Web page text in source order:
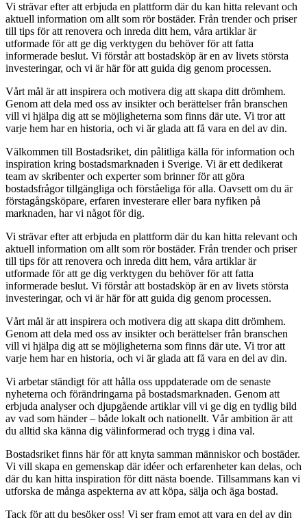
Vi strävar efter att erbjuda en plattform där du kan hitta relevant och
aktuell information om allt som rör bostäder. Från trender och priser
till tips för att renovera och inreda ditt hem, våra artiklar är
utformade för att ge dig verktygen du behöver för att fatta
informerade beslut. Vi förstår att bostadsköp är en av livets största
investeringar, och vi är här för att guida dig genom processen.
Vårt mål är att inspirera och motivera dig att skapa ditt drömhem.
Genom att dela med oss av insikter och berättelser från branschen
vill vi hjälpa dig att se möjligheterna som finns där ute. Vi tror att
varje hem har en historia, och vi är glada att få vara en del av din.
Välkommen till Bostadsriket, din pålitliga källa för information och
inspiration kring bostadsmarknaden i Sverige. Vi är ett dedikerat
team av skribenter och experter som brinner för att göra
bostadsfrågor tillgängliga och förståeliga för alla. Oavsett om du är
förstagångsköpare, erfaren investerare eller bara nyfiken på
marknaden, har vi något för dig.
Vi strävar efter att erbjuda en plattform där du kan hitta relevant och
aktuell information om allt som rör bostäder. Från trender och priser
till tips för att renovera och inreda ditt hem, våra artiklar är
utformade för att ge dig verktygen du behöver för att fatta
informerade beslut. Vi förstår att bostadsköp är en av livets största
investeringar, och vi är här för att guida dig genom processen.
Vårt mål är att inspirera och motivera dig att skapa ditt drömhem.
Genom att dela med oss av insikter och berättelser från branschen
vill vi hjälpa dig att se möjligheterna som finns där ute. Vi tror att
varje hem har en historia, och vi är glada att få vara en del av din.
Vi arbetar ständigt för att hålla oss uppdaterade om de senaste
nyheterna och förändringarna på bostadsmarknaden. Genom att
erbjuda analyser och djupgående artiklar vill vi ge dig en tydlig bild
av vad som händer – både lokalt och nationellt. Vår ambition är att
du alltid ska känna dig välinformerad och trygg i dina val.
Bostadsriket finns här för att knyta samman människor och bostäder.
Vi vill skapa en gemenskap där idéer och erfarenheter kan delas, och
där du kan hitta inspiration för ditt nästa boende. Tillsammans kan vi
utforska de många aspekterna av att köpa, sälja och äga bostad.
Tack för att du besöker oss! Vi ser fram emot att vara en del av din